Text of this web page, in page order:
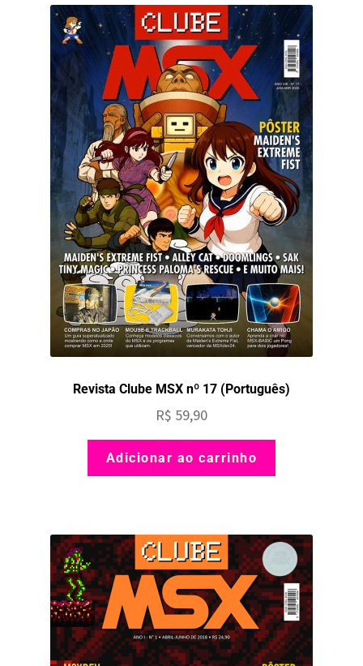
Revista Clube MSX nº 17 (Português)
R$ 59,90
Adicionar ao carrinho